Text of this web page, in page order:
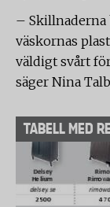
–
väskornas
väldigt svårt
säger Nina
TABELL MED